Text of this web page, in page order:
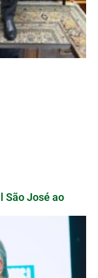
São José ao